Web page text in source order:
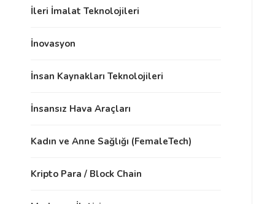
İleri İmalat Teknolojileri
İnovasyon
İnsan Kaynakları Teknolojileri
İnsansız Hava Araçları
Kadın ve Anne Sağlığı (FemaleTech)
Kripto Para / Block Chain